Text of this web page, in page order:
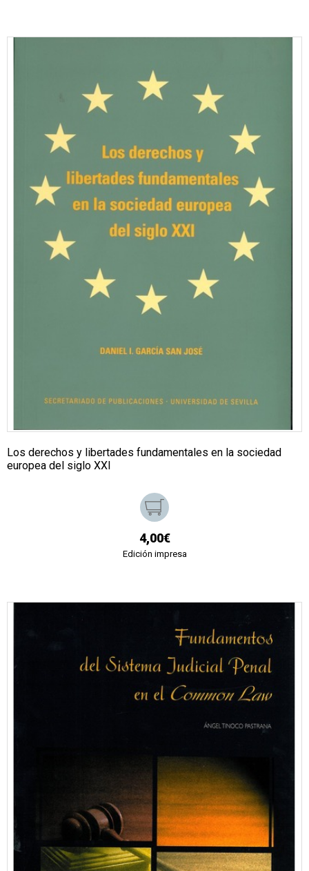
Los derechos y libertades fundamentales en la sociedad
europea del siglo XXI
4,00€
Edición impresa